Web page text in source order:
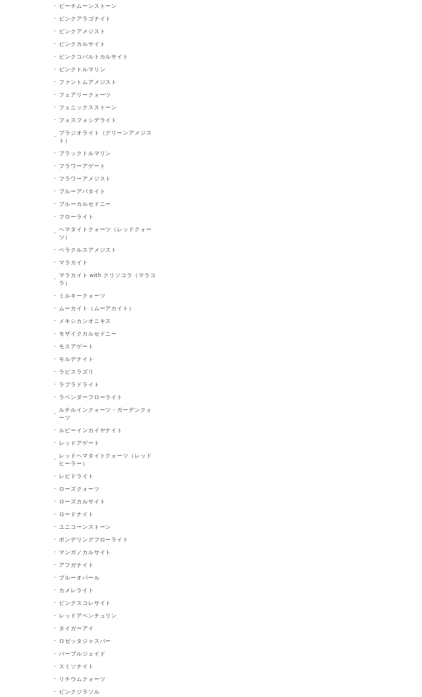
ピーチムーンストーン
ピンクアラゴナイト
ピンクアメジスト
ピンクカルサイト
ピンクコバルトカルサイト
ピンクトルマリン
ファントムアメジスト
フェアリークォーツ
フェニックスストーン
フォスフォシデライト
プラジオライト（グリーンアメジス
ト）
ブラックトルマリン
フラワーアゲート
フラワーアメジスト
ブルーアパタイト
ブルーカルセドニー
フローライト
ヘマタイトクォーツ（レッドクォー
ツ）
ベラクルスアメジスト
マラカイト
マラカイト with クリソコラ（マラコ
ラ）
ミルキークォーツ
ムーカイト（ムーアカイト）
メキシカンオニキス
モザイクカルセドニー
モスアゲート
モルデナイト
ラピスラズリ
ラブラドライト
ラベンダーフローライト
ルチルインクォーツ・ガーデンクォ
ーツ
ルビーインカイヤナイト
レッドアゲート
レッドヘマタイトクォーツ（レッド
ヒーラー）
レピドライト
ローズクォーツ
ローズカルサイト
ロードナイト
ユニコーンストーン
ポンデリングフローライト
マンガノカルサイト
アフガナイト
ブルーオパール
カメレライト
ピンクスコレサイト
レッドアベンチュリン
タイガーアイ
ロゼッタジャスパー
パープルジェイド
スミソナイト
リチウムクォーツ
ピンクジラソル